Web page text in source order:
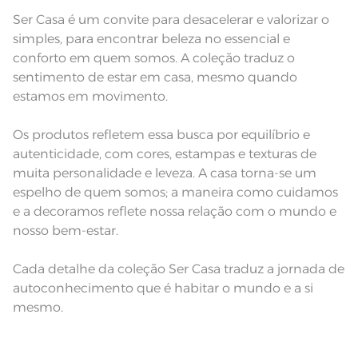
Observações
cor, de acordo com a configuração
aparelho celular. Consultar a cor
nas especificações técnicas do
produto.
Ser Casa é um convite para desacelerar e valorizar o
simples, para encontrar beleza no essencial e
conforto em quem somos. A coleção traduz o
sentimento de estar em casa, mesmo quando
estamos em movimento.
Os produtos refletem essa busca por equilíbrio e
autenticidade, com cores, estampas e texturas de
muita personalidade e leveza. A casa torna-se um
espelho de quem somos; a maneira como cuidamos
e a decoramos reflete nossa relação com o mundo e
nosso bem-estar.
Cada detalhe da coleção Ser Casa traduz a jornada de
autoconhecimento que é habitar o mundo e a si
mesmo.